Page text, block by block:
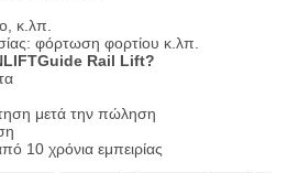
κ.λπ.
φόρτωση φορτίου κ.λπ.
Rail Lift?
μετά την πώληση
10 χρόνια εμπειρίας